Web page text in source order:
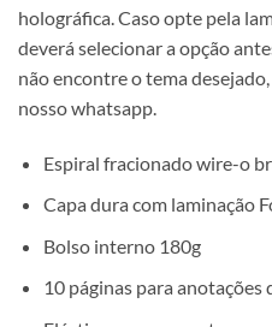
holográfica. Caso opte pela
deverá selecionar a opção
não encontre o tema
nosso whatsapp.
Espiral fracionado wire-o
Capa dura com laminação
Bolso interno 180g
10 páginas para anotações